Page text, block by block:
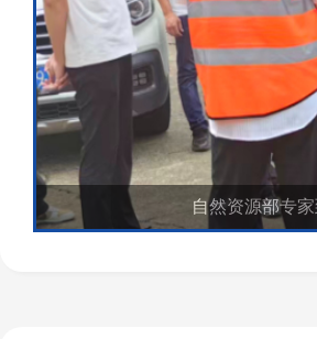
自然资源部专